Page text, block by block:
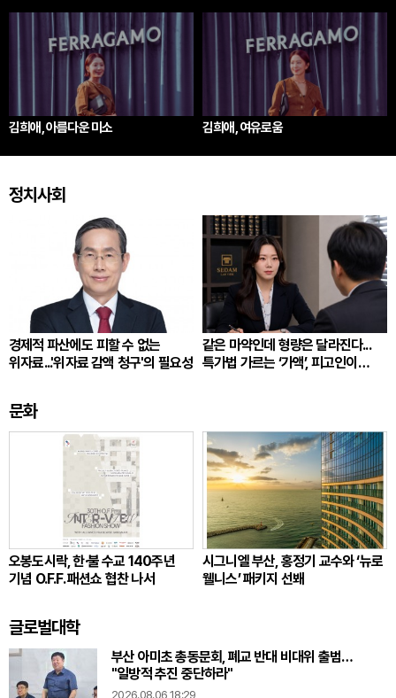
김희애, 아름다운 미소 김희애, 여유로움
정치사회
경제적 파산에도 피할 수 없는
위자료...'위자료 감액 청구'의 필요성
같은 마약인데 형량은 달라진다...
특가법 가르는 ‘가액’, 피고인이
문화
오봉도시락, 한·불 수교 140주년
기념 O.F.F. 패션쇼 협찬 나서
시그니엘 부산, 홍정기 교수와 ‘뉴로
웰니스’ 패키지 선봬
글로벌대학
부산 아미초 총동문회, 폐교 반대 비대위 출범…
"일방적 추진 중단하라"
2026.08.06 18:29